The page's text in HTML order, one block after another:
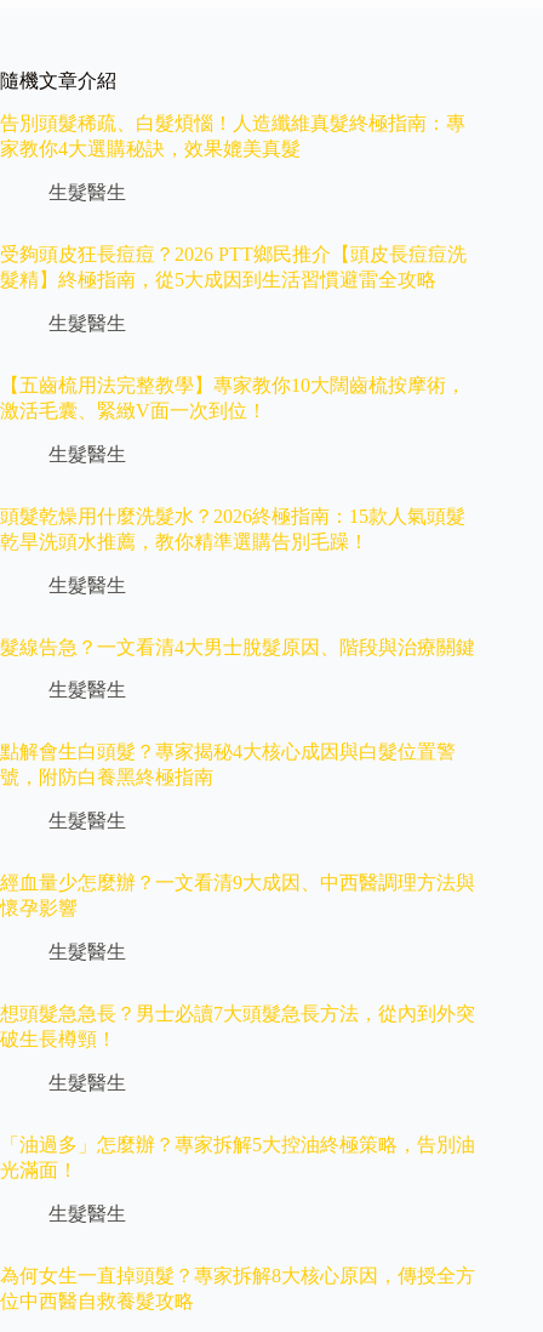
隨機文章介紹
告別頭髮稀疏、白髮煩惱！人造纖維真髮終極指南：專
家教你4大選購秘訣，效果媲美真髮
生髮醫生
受夠頭皮狂長痘痘？2026 PTT鄉民推介【頭皮長痘痘洗
髮精】終極指南，從5大成因到生活習慣避雷全攻略
生髮醫生
【五齒梳用法完整教學】專家教你10大闊齒梳按摩術，
激活毛囊、緊緻V面一次到位！
生髮醫生
頭髮乾燥用什麼洗髮水？2026終極指南：15款人氣頭髮
乾旱洗頭水推薦，教你精準選購告別毛躁！
生髮醫生
髮線告急？一文看清4大男士脫髮原因、階段與治療關鍵
生髮醫生
點解會生白頭髮？專家揭秘4大核心成因與白髮位置警
號，附防白養黑終極指南
生髮醫生
經血量少怎麼辦？一文看清9大成因、中西醫調理方法與
懷孕影響
生髮醫生
想頭髮急急長？男士必讀7大頭髮急長方法，從內到外突
破生長樽頸！
生髮醫生
「油過多」怎麼辦？專家拆解5大控油終極策略，告別油
光滿面！
生髮醫生
為何女生一直掉頭髮？專家拆解8大核心原因，傳授全方
位中西醫自救養髮攻略